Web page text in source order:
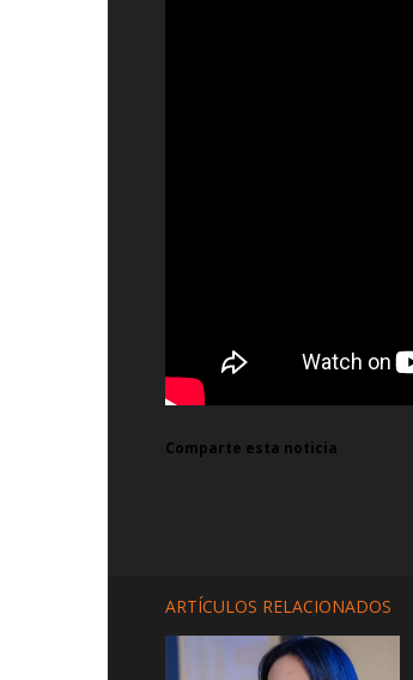
Comparte esta noticia
ARTÍCULOS RELACIONADOS